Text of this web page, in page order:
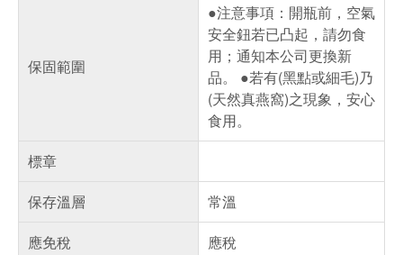
保固範圍
●注意事項：開瓶前，空氣
安全鈕若已凸起，請勿食
用；通知本公司更換新
品。 ●若有(黑點或細毛)乃
(天然真燕窩)之現象，安心
食用。
標章
保存溫層
常溫
應免稅
應稅